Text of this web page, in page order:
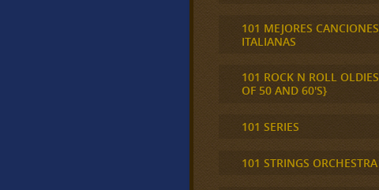
101 MEJORES CANCIONES
ITALIANAS
101 ROCK N ROLL OLDIES
OF 50 AND 60'S}
101 SERIES
101 STRINGS ORCHESTRA